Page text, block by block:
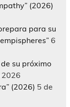
(2026)
para su
6
su próximo
2026
(2026) 5 de